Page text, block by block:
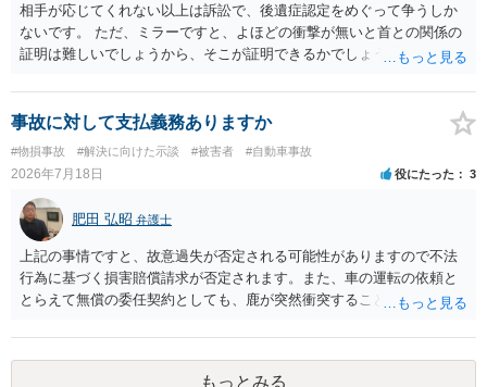
相手が応じてくれない以上は訴訟で、後遺症認定をめぐって争うしか
ないです。 ただ、ミラーですと、よほどの衝撃が無いと首との関係の
証明は難しいでしょうから、そこが証明できるかでしょうね。
事故に対して支払義務ありますか
#物損事故 #解決に向けた示談 #被害者 #自動車事故
2026年7月18日 役にたった 3
肥田 弘昭 弁護士
上記の事情ですと、故意過失が否定される可能性がありますので不法
行為に基づく損害賠償請求が否定されます。また、車の運転の依頼と
とらえて無償の委任契約としても、鹿が突然衝突することは予見がで
償請求も成立しない可能性があります。以上の理由から支払義務は否
定される可能性が高いです。ご参考にしてください。
もっとみる